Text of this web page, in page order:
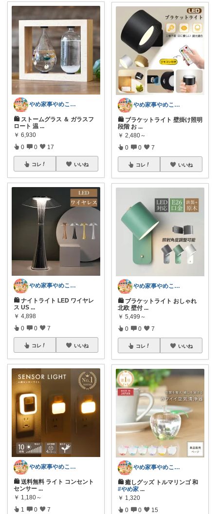
やめ家事やめこ♡一軍インテリア
🛍 ストームグラス ＆ ガラスフ
ロート 温 ...
￥ 6,930
0 0 17
コレ いいね
やめ家事やめこ♡一軍インテリア
🛍 ナイトライト LED ワイヤレ
ス US ...
￥ 4,898
0 0 7
コレ いいね
やめ家事やめこ♡一軍インテリア
🛍 送料無料 ライト コンセント
センサー ...
￥ 1,180～
1 0 7
やめ家事やめこ♡一軍インテリア
🛍 ブラケットライト 壁掛け照明
段階 お ...
￥ 2,480～
0 0 7
コレ いいね
やめ家事やめこ♡一軍インテリア
🛍 ブラケットライト おしゃれ
北欧 壁付 ...
￥ 5,499～
0 0 7
コレ いいね
やめ家事やめこ♡一軍インテリア
🛍 癒しグッズ トルマリンゴ 和
#やめ家 ...
￥ 1,320
0 0 15